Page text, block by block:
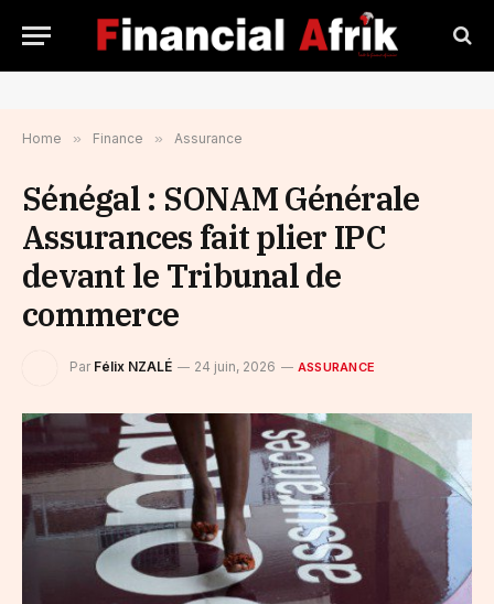
Home » Finance » Assurance
Sénégal : SONAM Générale
Assurances fait plier IPC
devant le Tribunal de
commerce
Par Félix NZALÉ 24 juin, 2026 ASSURANCE